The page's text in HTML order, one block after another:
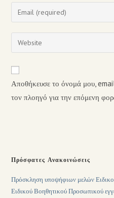
Αποθήκευσε το όνομά μου,
τον πλοηγό για την επόμενη
Πρόσφατες Ανακοινώσεις
Πρόσκληση υποψήφιων μελών
Ειδικού Βοηθητικού Προσωπικού